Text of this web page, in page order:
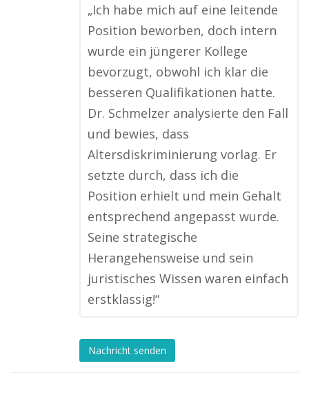
„Ich habe mich auf eine leitende
Position beworben, doch intern
wurde ein jüngerer Kollege
bevorzugt, obwohl ich klar die
besseren Qualifikationen hatte.
Dr. Schmelzer analysierte den Fall
und bewies, dass
Altersdiskriminierung vorlag. Er
setzte durch, dass ich die
Position erhielt und mein Gehalt
entsprechend angepasst wurde.
Seine strategische
Herangehensweise und sein
juristisches Wissen waren einfach
erstklassig!“
Nachricht senden